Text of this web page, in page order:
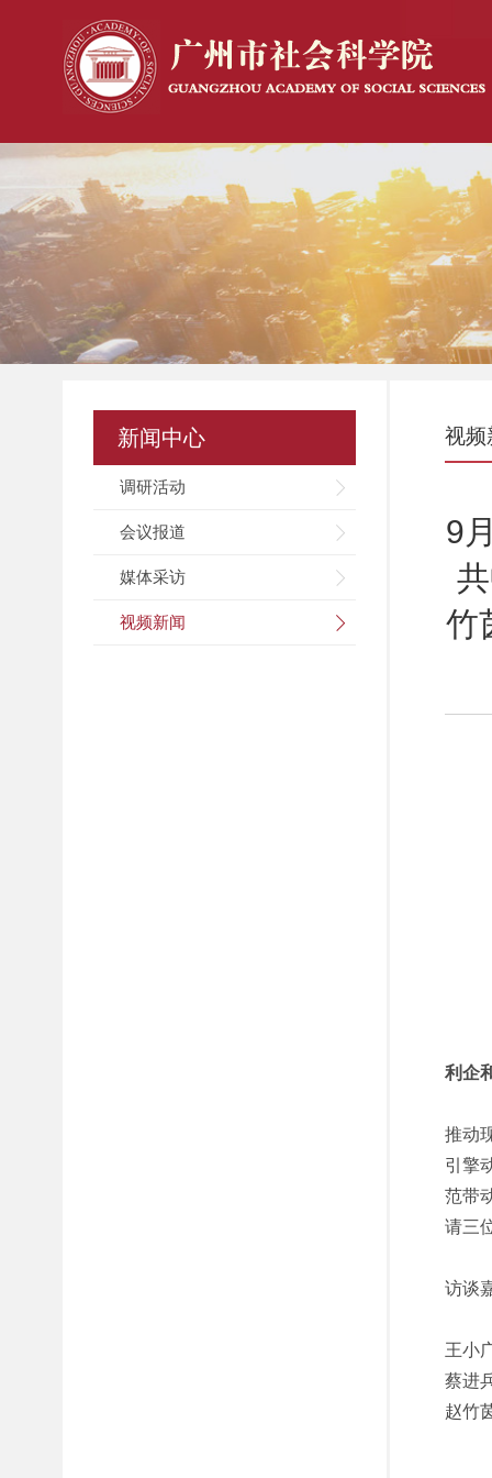
新闻中心
调研活动
会议报道
媒体采访
视频新闻
视频
9
竹
利企
推动
引擎
范带
请三
访谈
王小
蔡进
赵竹